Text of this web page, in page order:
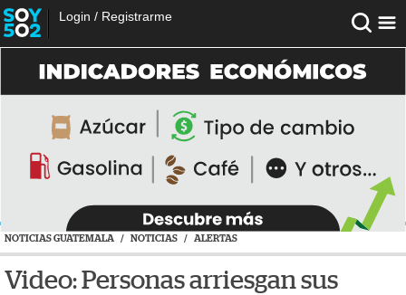
Login / Registrarme
NOTICIAS GUATEMALA / NOTICIAS / ALERTAS
Video: Personas arriesgan sus